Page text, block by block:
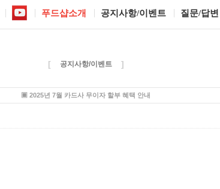
푸드샵소개 공지사항/이벤트 질문/답변
[ 공지사항/이벤트 ]
▣ 2025년 7월 카드사 무이자 할부 혜택 안내